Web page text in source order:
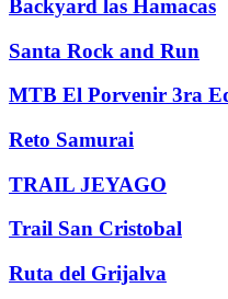
Backyard las Hamacas
Santa Rock and Run
MTB El Porvenir 3ra
Reto Samurai
TRAIL JEYAGO
Trail San Cristobal
Ruta del Grijalva